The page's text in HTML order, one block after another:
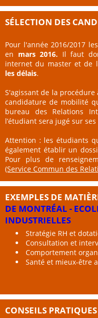
SÉLECTION DES
Pour l'année 2016/2017
en mars 2016. Il faut
internet du master et de
les délais.
S'agissant de la
candidature de mobilité
bureau des Relations
l’étudiant sera jugé sur
Attention : les étudiants
également établir un
Pour plus de
(Service Commun des
EXEMPLES DE
DE MONTRÉAL -
INDUSTRIELLES
Stratégie RH et
Consultation et
Comportement
Santé et mieux-être
CONSEILS